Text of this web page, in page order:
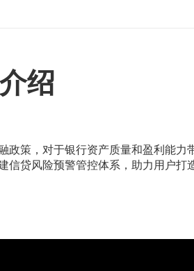
绍
策，对于银行资产质量和盈利能
贷风险预警管控体系，助力用户打